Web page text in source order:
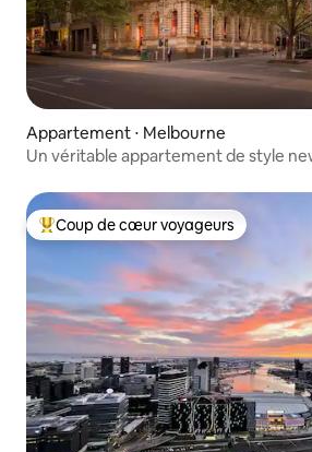
Appartement ⋅ Melbourne
Un véritable appartement de style
Coups de cœur voyageurs les plus
Coup de cœur voyageurs